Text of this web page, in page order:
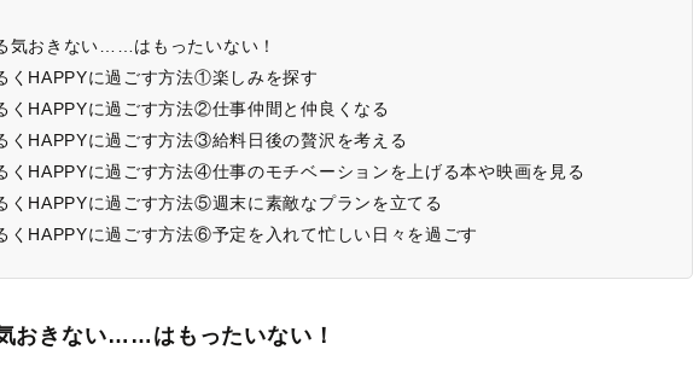
気おきない……はもったいない！
くHAPPYに過ごす方法①楽しみを探す
くHAPPYに過ごす方法②仕事仲間と仲良くなる
くHAPPYに過ごす方法③給料日後の贅沢を考える
くHAPPYに過ごす方法④仕事のモチベーションを上げる本や映画を見る
くHAPPYに過ごす方法⑤週末に素敵なプランを立てる
くHAPPYに過ごす方法⑥予定を入れて忙しい日々を過ごす
おきない……はもったいない！